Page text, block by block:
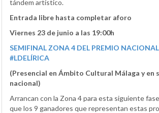
tándem artístico.
Entrada libre hasta completar aforo
Viernes 23 de junio a las 19:00h
SEMIFINAL ZONA 4 DEL PREMIO
#LDELÍRICA
(Presencial en Ámbito Cultural Málaga y en
nacional)
Arrancan con la Zona 4 para esta siguiente
que los 9 ganadores que representan estas